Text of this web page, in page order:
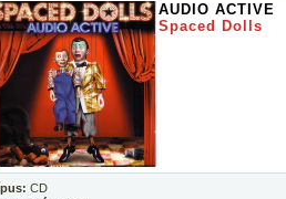
AUDIO ACTIVE
Spaced Dolls
CD